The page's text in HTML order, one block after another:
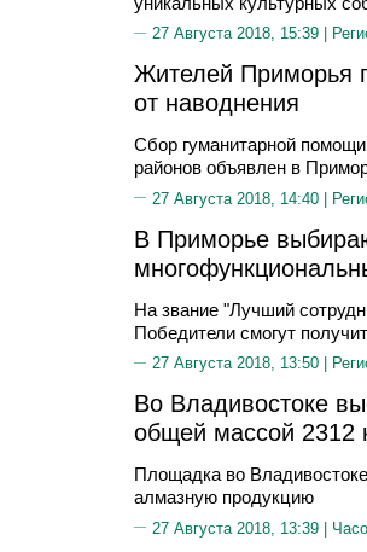
27 Августа 2018, 15:39 |
Жителей Приморья
от наводнения
Сбор гуманитарной
районов объявлен в
27 Августа 2018, 14:40 |
В Приморье
На звание "Лучший
Победители смогут
27 Августа 2018, 13:50 |
Во Владивостоке
общей массой 2312
Площадка во
алмазную продукцию
27 Августа 2018, 13:39 |